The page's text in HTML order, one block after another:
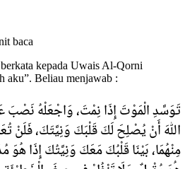
baca
kepada Uwais Al-Qorni
aku”. Beliau menjawab :
تَوَسَّدِ الْمَوْتَ إِذَا نِمْتَ، وَاجْعَلْهُ نَصْبَ
اللّٰهَ أَنْ يُصْلِحَ لَكَ قَلْبَكَ وَنِيَّتَكَ، فَلَنْ
مِنْهُمَا، بَيْنَا قَلْبُكَ مَعَكَ وَنِيَّتُكَ إِذَا هُوَ